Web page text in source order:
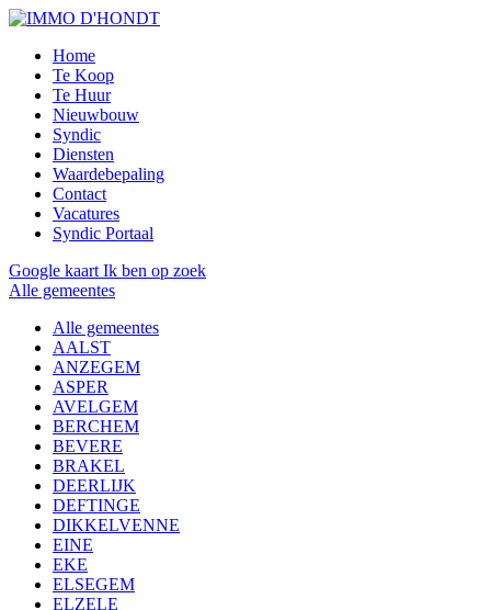
Home
Te Koop
Te Huur
Nieuwbouw
Syndic
Diensten
Waardebepaling
Contact
Vacatures
Syndic Portaal
Google kaart Ik ben op zoek
Alle gemeentes
Alle gemeentes
AALST
ANZEGEM
ASPER
AVELGEM
BERCHEM
BEVERE
BRAKEL
DEERLIJK
DEFTINGE
DIKKELVENNE
EINE
EKE
ELSEGEM
ELZELE